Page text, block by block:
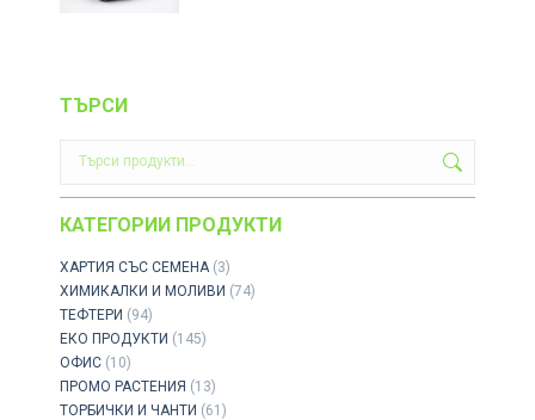
ТЪРСИ
КАТЕГОРИИ ПРОДУКТИ
ХАРТИЯ СЪС СЕМЕНА (3)
ХИМИКАЛКИ И МОЛИВИ (74)
ТЕФТЕРИ (94)
ЕКО ПРОДУКТИ (145)
ОФИС (10)
ПРОМО РАСТЕНИЯ (13)
ТОРБИЧКИ И ЧАНТИ (61)